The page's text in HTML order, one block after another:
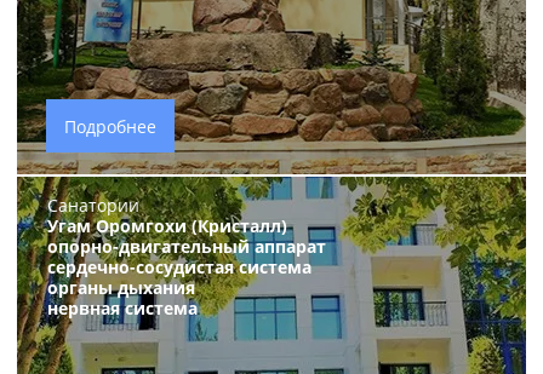
Подробнее
Санатории
Угам Оромгохи (Кристалл)
опорно-двигательный аппарат
сердечно-сосудистая система
органы дыхания
нервная система